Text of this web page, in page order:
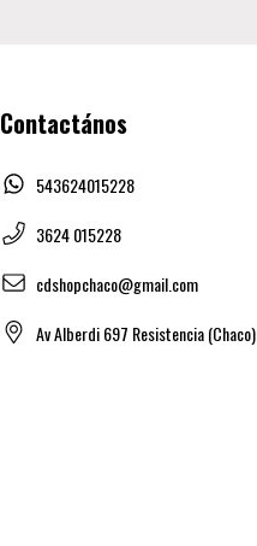
Contactános
543624015228
3624 015228
cdshopchaco@gmail.com
Av Alberdi 697 Resistencia (Chaco)